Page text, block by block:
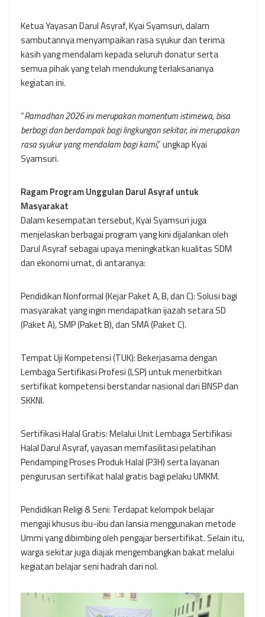
Ketua Yayasan Darul Asyraf, Kyai Syamsuri, dalam
sambutannya menyampaikan rasa syukur dan terima
kasih yang mendalam kepada seluruh donatur serta
semua pihak yang telah mendukung terlaksananya
kegiatan ini.
“Ramadhan 2026 ini merupakan momentum istimewa, bisa
berbagi dan berdampak bagi lingkungan sekitar, ini merupakan
rasa syukur yang mendalam bagi kami,” ungkap Kyai
Syamsuri.
Ragam Program Unggulan Darul Asyraf untuk
Masyarakat
Dalam kesempatan tersebut, Kyai Syamsuri juga
menjelaskan berbagai program yang kini dijalankan oleh
Darul Asyraf sebagai upaya meningkatkan kualitas SDM
dan ekonomi umat, di antaranya:
Pendidikan Nonformal (Kejar Paket A, B, dan C): Solusi bagi
masyarakat yang ingin mendapatkan ijazah setara SD
(Paket A), SMP (Paket B), dan SMA (Paket C).
Tempat Uji Kompetensi (TUK): Bekerjasama dengan
Lembaga Sertifikasi Profesi (LSP) untuk menerbitkan
sertifikat kompetensi berstandar nasional dari BNSP dan
SKKNI.
Sertifikasi Halal Gratis: Melalui Unit Lembaga Sertifikasi
Halal Darul Asyraf, yayasan memfasilitasi pelatihan
Pendamping Proses Produk Halal (P3H) serta layanan
pengurusan sertifikat halal gratis bagi pelaku UMKM.
Pendidikan Religi & Seni: Terdapat kelompok belajar
mengaji khusus ibu-ibu dan lansia menggunakan metode
Ummi yang dibimbing oleh pengajar bersertifikat. Selain itu,
warga sekitar juga diajak mengembangkan bakat melalui
kegiatan belajar seni hadrah dari nol.